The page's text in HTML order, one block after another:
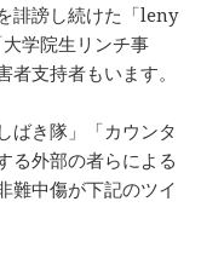
誹謗し続けた「leny
学院生リンチ事
支持者もいます。
ばき隊」「カウンタ
る外部の者らによる
難中傷が下記のツイ